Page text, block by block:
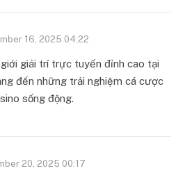
16, 2025 04:22
giải trí trực tuyến đỉnh cao tại
đến những trải nghiệm cá cược
sống động.
20, 2025 00:17